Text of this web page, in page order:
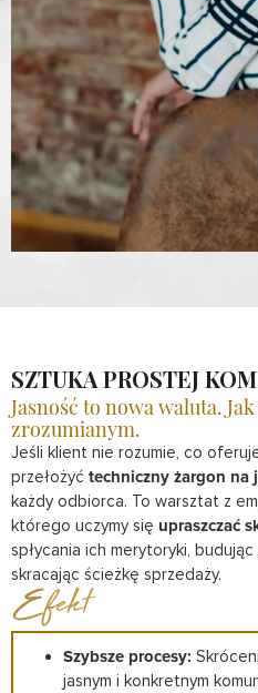
SZTUKA PROSTEJ
Jasność to nowa waluta.
zrozumianym.
Jeśli klient nie rozumie, co
przełożyć techniczny żargon na
każdy odbiorca. To warsztat z
którego uczymy się upraszczać
spłycania ich merytoryki,
skracając ścieżkę sprzedaży.
Efekt
Szybsze procesy:
jasnym i konkretnym